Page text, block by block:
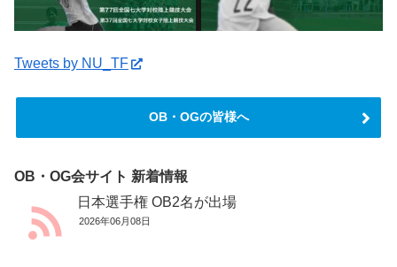
Tweets by NU_TF
OB・OGの皆様へ
OB・OG会サイト 新着情報
日本選手権 OB2名が出場
2026年06月08日